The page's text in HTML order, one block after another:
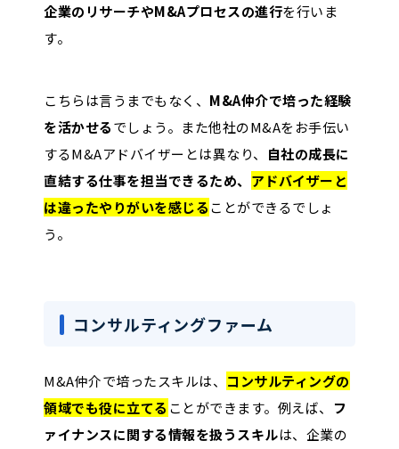
企業のリサーチやM&Aプロセスの進行を行いま
す。
こちらは言うまでもなく、 M&A仲介で培った経験
を活かせるでしょう。また他社のM&Aをお手伝い
するM&Aアドバイザーとは異なり、
自社の成長に
直結する仕事を担当できるため、 アドバイザーと
は違ったやりがいを感じることができるでしょ
う。
コンサルティングファーム
M&A仲介で培ったスキルは、 コンサルティングの
領域でも役に立てる ことができます。例えば、
フ
ァイナンスに関する情報を扱うスキルは、企業の